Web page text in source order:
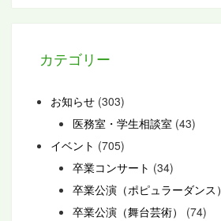
カテゴリー
お知らせ (303)
医務室・学生相談室 (43)
イベント (705)
卒業コンサート (34)
卒業公演（ポピュラーダンス）
卒業公演（舞台芸術）
(74)